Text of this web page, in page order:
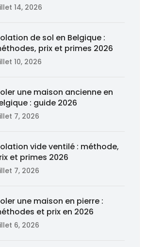
14, 2026
de sol en Belgique :
prix et primes 2026
10, 2026
une maison ancienne en
: guide 2026
7, 2026
vide ventilé : méthode,
et primes 2026
7, 2026
une maison en pierre :
et prix en 2026
6, 2026